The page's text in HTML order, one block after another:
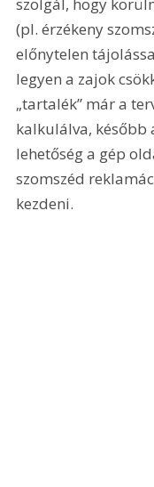
szolgál, hogy
(pl. érzékeny
előnytelen
legyen a zajok
„tartalék” már a
kalkulálva, később
lehetőség a gép
szomszéd
kezdeni.